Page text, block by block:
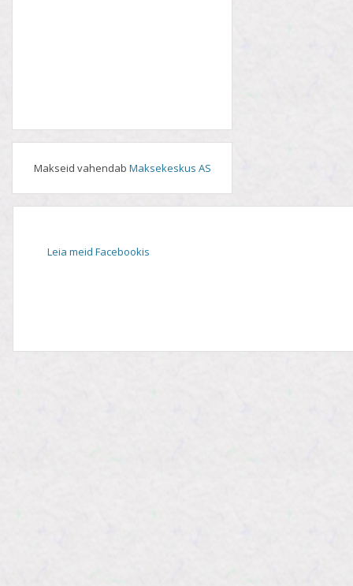
Makseid vahendab Maksekeskus AS
Leia meid Facebookis